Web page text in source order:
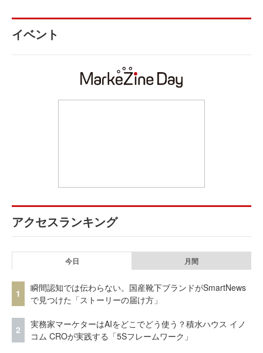
イベント
アクセスランキング
今日 月間
1
瞬間認知では伝わらない。国産靴下ブランドがSmartNews
で見つけた「ストーリーの届け方」
2
実務家マーケターはAIをどこでどう使う？積水ハウス イノ
コム CROが実践する「5Sフレームワーク」